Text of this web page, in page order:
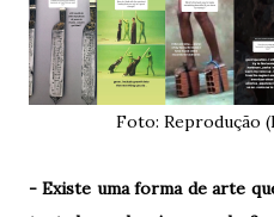
Foto: Reprodução
- Existe uma forma de arte